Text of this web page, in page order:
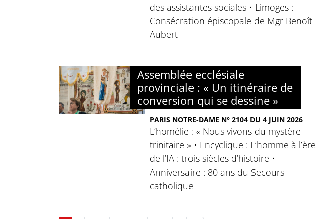
des assistantes sociales • Limoges :
Consécration épiscopale de Mgr Benoît
Aubert
Assemblée ecclésiale
provinciale : « Un itinéraire de
conversion qui se dessine »
PARIS NOTRE-DAME N° 2104 DU 4 JUIN 2026
L’homélie : « Nous vivons du mystère
trinitaire » • Encyclique : L’homme à l’ère
de l’IA : trois siècles d’histoire •
Anniversaire : 80 ans du Secours
catholique